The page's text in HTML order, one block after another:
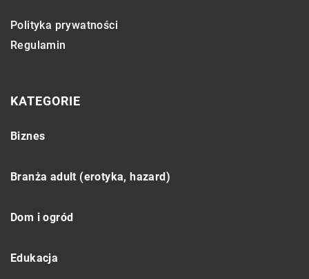
Polityka prywatności
Regulamin
KATEGORIE
Biznes
Branża adult (erotyka, hazard)
Dom i ogród
Edukacja